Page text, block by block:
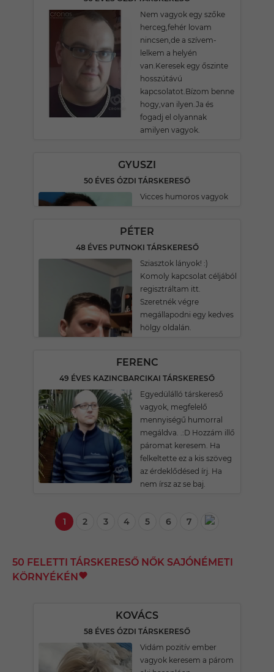
Nem vagyok egy szőke
herceg,fehér lovam
nincsen,de a szívem-
lelkem a helyén
van.Keresek egy őszinte
hosszútávú
kapcsolatot.Bízom benne
hogy,van ilyen.Ja és
fogadj el olyannak
amilyen vagyok.
GYUSZI
50 ÉVES ÓZDI TÁRSKERESŐ
Vicces humoros vagyok
PÉTER
48 ÉVES PUTNOKI TÁRSKERESŐ
Sziasztok lányok! :)
Komoly kapcsolat céljából
regisztráltam itt.
Szeretnék végre
megállapodni egy kedves
hölgy oldalán.
FERENC
49 ÉVES KAZINCBARCIKAI TÁRSKERESŐ
Egyedülálló társkereső
vagyok, megfelelő
mennyiségű humorral
megáldva. .:D Hozzám illő
páromat keresem. Ha
felkeltette ez a kis szöveg
az érdeklődésed írj. Ha
nem írsz az se baj.
1 2 3 4 5 6 7
50 FELETTI TÁRSKERESŐ NŐK SAJÓNÉMETI
KÖRNYÉKÉN
KOVÁCS
58 ÉVES ÓZDI TÁRSKERESŐ
Vidám pozitív ember
vagyok keresem a párom